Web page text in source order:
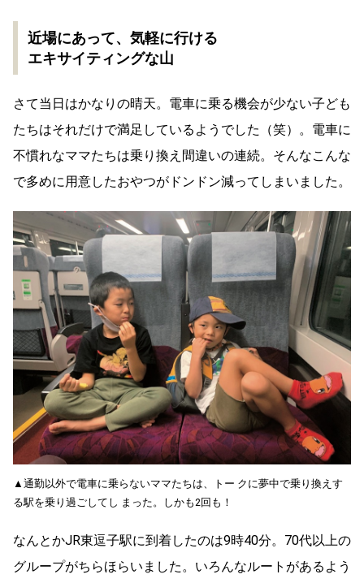
近場にあって、気軽に行ける
エキサイティングな山
さて当日はかなりの晴天。電車に乗る機会が少ない子ども
たちはそれだけで満足しているようでした（笑）。電車に
不慣れなママたちは乗り換え間違いの連続。そんなこんな
で多めに用意したおやつがドンドン減ってしまいました。
▲通勤以外で電車に乗らないママたちは、トー クに夢中で乗り換えす
る駅を乗り過ごしてし まった。しかも2回も！
なんとかJR東逗子駅に到着したのは9時40分。70代以上の
グループがちらほらいました。いろんなルートがあるよう